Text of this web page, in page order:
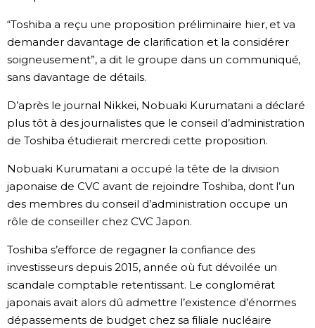
“Toshiba a reçu une proposition préliminaire hier, et va
demander davantage de clarification et la considérer
soigneusement”, a dit le groupe dans un communiqué,
sans davantage de détails.
D’après le journal Nikkei, Nobuaki Kurumatani a déclaré
plus tôt à des journalistes que le conseil d’administration
de Toshiba étudierait mercredi cette proposition.
Nobuaki Kurumatani a occupé la tête de la division
japonaise de CVC avant de rejoindre Toshiba, dont l’un
des membres du conseil d’administration occupe un
rôle de conseiller chez CVC Japon.
Toshiba s’efforce de regagner la confiance des
investisseurs depuis 2015, année où fut dévoilée un
scandale comptable retentissant. Le conglomérat
japonais avait alors dû admettre l’existence d’énormes
dépassements de budget chez sa filiale nucléaire